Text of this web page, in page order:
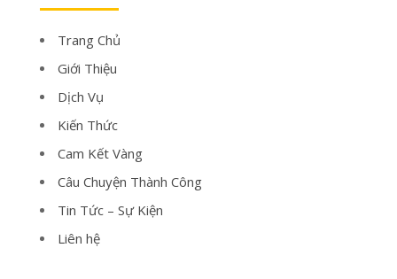
Trang Chủ
Giới Thiệu
Dịch Vụ
Kiến Thức
Cam Kết Vàng
Câu Chuyện Thành Công
Tin Tức – Sự Kiện
Liên hệ